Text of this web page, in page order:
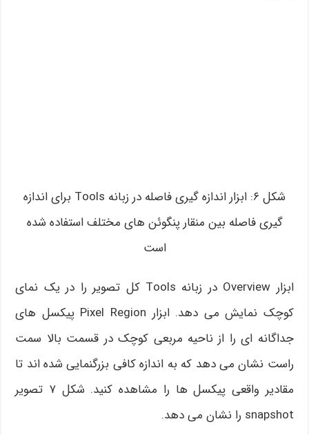
شکل ۶: ابزار اندازه گیری فاصله در زبانه Tools برای اندازه
گیری فاصله بین منقار پنگوئن های مختلف استفاده شده
است
ابزار Overview در زبانه Tools کل تصویر را در یک نمای
کوچک نمایش می دهد. ابزار Pixel Region پیکسل های
جداگانه ای را از ناحیه مربعی کوچک در قسمت بالا سمت
راست نشان می دهد که به اندازه کافی بزرگنمایی شده اند تا
مقادیر واقعی پیکسل ها را مشاهده کنید. شکل ۷ تصویر
snapshot را نشان می دهد.